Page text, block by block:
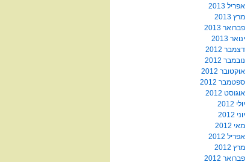
אפריל 2013
מרץ 2013
פברואר 2013
ינואר 2013
דצמבר 2012
נובמבר 2012
אוקטובר 2012
ספטמבר 2012
אוגוסט 2012
יולי 2012
יוני 2012
מאי 2012
אפריל 2012
מרץ 2012
פברואר 2012